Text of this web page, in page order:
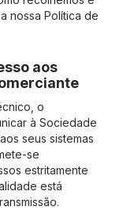
nossa Política de
aos
o
à Sociedade
seus sistemas
se
estritamente
está